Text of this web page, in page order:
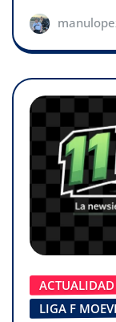
ACTUALIDAD
LIGA F